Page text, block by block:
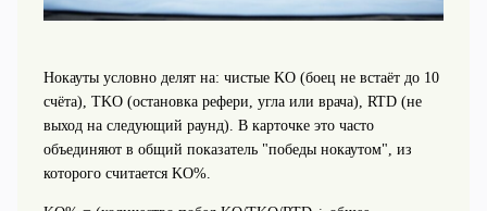
Нокауты условно делят на: чистые KO (боец не встаёт до 10
счёта), TKO (остановка рефери, угла или врача), RTD (не
выход на следующий раунд). В карточке это часто
объединяют в общий показатель "победы нокаутом", из
которого считается KO%.